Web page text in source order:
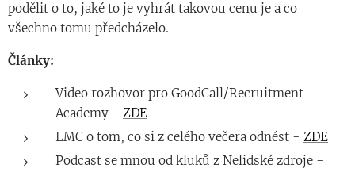
podělit o to, jaké to je vyhrát takovou cenu je a co
všechno tomu předcházelo.
Články:
Video rozhovor pro GoodCall/Recruitment
Academy - ZDE
LMC o tom, co si z celého večera odnést - ZDE
Podcast se mnou od kluků z Nelidské zdroje -